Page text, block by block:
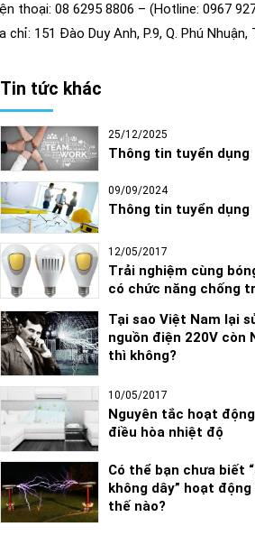
thoại: 08 6295 8806 – (Hotline: 0967
chỉ: 151 Đào Duy Anh, P.9, Q. Phú Nhuận,
Tin tức khác
25/12/2025
Thông tin tuyển dụng
09/09/2024
Thông tin tuyển dụng
12/05/2017
Trải nghiệm cùng
có chức năng chống
Tại sao Việt Nam lại
nguồn điện 220V còn
thì không?
10/05/2017
Nguyên tắc hoạt
điều hòa nhiệt độ
Có thể bạn chưa biết
không dây” hoạt động
thế nào?